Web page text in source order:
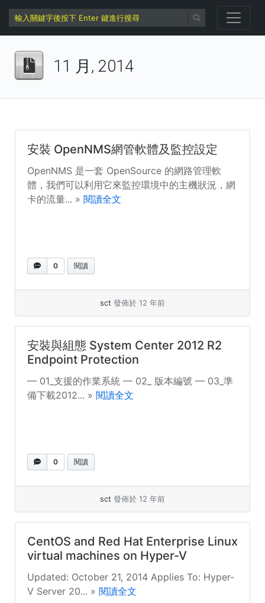
11 月, 2014
安裝 OpenNMS網管軟體及監控設定
OpenNMS 是一套 OpenSource 的網路管理軟
體，我們可以利用它來監控環境中的主機狀況，網
卡的流量... » 閱讀全文
0 閱讀
sct 發佈於 12 年前
安裝與組態 System Center 2012 R2
Endpoint Protection
— 01_支援的作業系統 — 02_ 版本編號 — 03_準
備下載2012... » 閱讀全文
0 閱讀
sct 發佈於 12 年前
CentOS and Red Hat Enterprise Linux
virtual machines on Hyper-V
Updated: October 21, 2014 Applies To: Hyper-
V Server 20... » 閱讀全文